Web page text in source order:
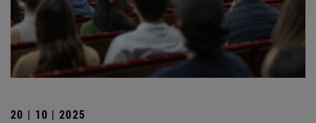
20 | 10 | 2025